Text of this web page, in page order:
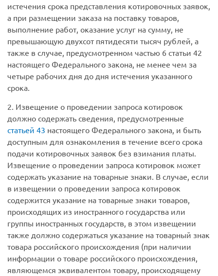
истечения срока представления котировочных заявок,
а при размещении заказа на поставку товаров,
выполнение работ, оказание услуг на сумму, не
превышающую двухсот пятидесяти тысяч рублей, а
также в случае, предусмотренном частью 6 статьи 42
настоящего Федерального закона, не менее чем за
четыре рабочих дня до дня истечения указанного
срока.
2. Извещение о проведении запроса котировок
должно содержать сведения, предусмотренные
статьей 43 настоящего Федерального закона, и быть
доступным для ознакомления в течение всего срока
подачи котировочных заявок без взимания платы.
Извещение о проведении запроса котировок может
содержать указание на товарные знаки. В случае, если
в извещении о проведении запроса котировок
содержится указание на товарные знаки товаров,
происходящих из иностранного государства или
группы иностранных государств, в этом извещении
также должно содержаться указание на товарный знак
товара российского происхождения (при наличии
информации о товаре российского происхождения,
являющемся эквивалентом товару, происходящему